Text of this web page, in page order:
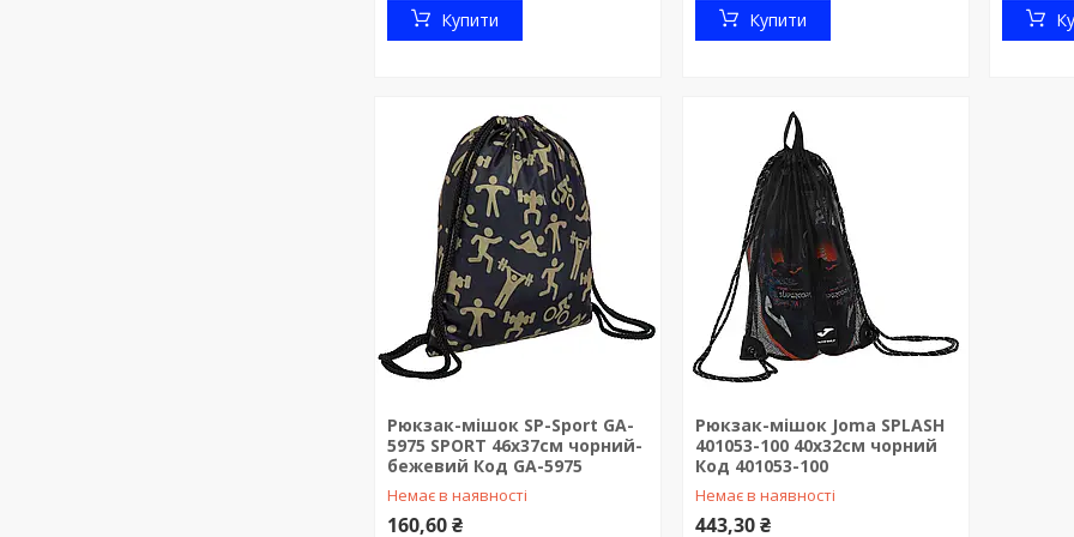
Купити Купити
Рюкзак-мішок SP-Sport GA-
5975 SPORT 46х37см чорний-
бежевий Код GA-5975
Немає в наявності
160,60 ₴
Рюкзак-мішок Joma SPLASH
401053-100 40x32см чорний
Код 401053-100
Немає в наявності
443,30 ₴